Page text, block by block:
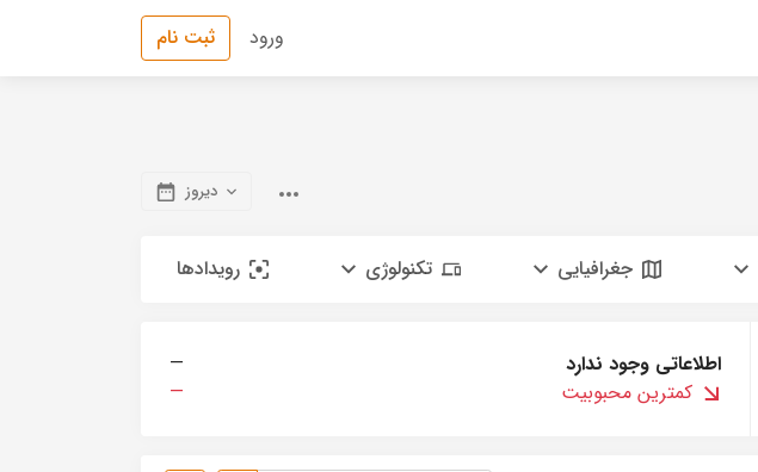
ورود ثبت نام
دیروز
جغرافیایی تکنولوژی رویدادها
اطلاعاتی وجود ندارد
—
کمترین محبوبیت
—